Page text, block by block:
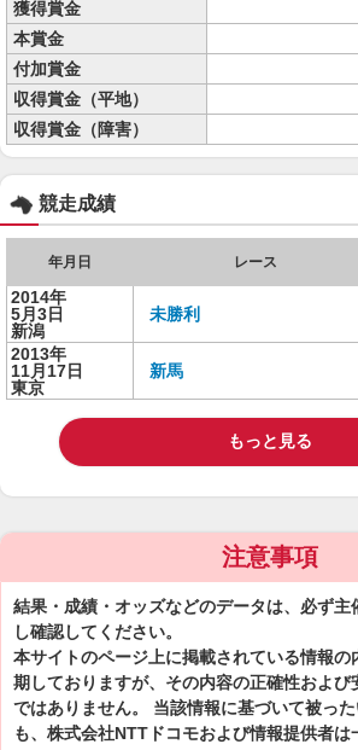
獲得賞金
本賞金
付加賞金
収得賞金（平地）
収得賞金（障害）
競走成績
年月日 レース
2014年
5月3日
新潟
未勝利
2013年
11月17日
東京
新馬
もっと見る
注意事項
結果・成績・オッズなどのデータは、必ず主
し確認してください。
本サイトのページ上に掲載されている情報の
期しておりますが、その内容の正確性および
ではありません。 当該情報に基づいて被っ
も、株式会社NTTドコモおよび情報提供者